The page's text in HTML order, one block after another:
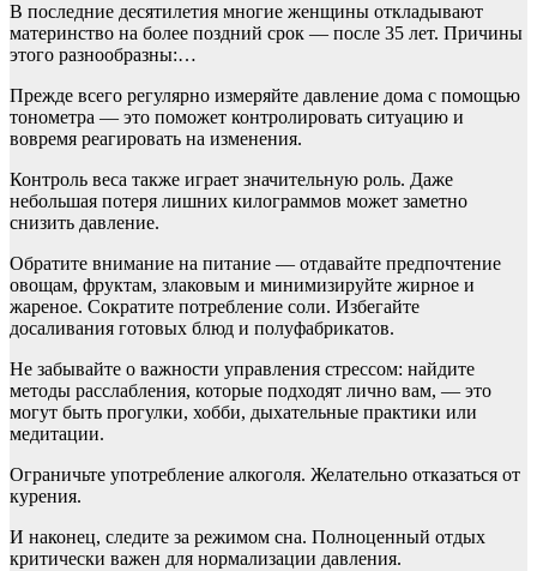
В последние десятилетия многие женщины откладывают
материнство на более поздний срок — после 35 лет. Причины
этого разнообразны:…
Прежде всего регулярно измеряйте давление дома с помощью
тонометра — это поможет контролировать ситуацию и
вовремя реагировать на изменения.
Контроль веса также играет значительную роль. Даже
небольшая потеря лишних килограммов может заметно
снизить давление.
Обратите внимание на питание — отдавайте предпочтение
овощам, фруктам, злаковым и минимизируйте жирное и
жареное. Сократите потребление соли. Избегайте
досаливания готовых блюд и полуфабрикатов.
Не забывайте о важности управления стрессом: найдите
методы расслабления, которые подходят лично вам, — это
могут быть прогулки, хобби, дыхательные практики или
медитации.
Ограничьте употребление алкоголя. Желательно отказаться от
курения.
И наконец, следите за режимом сна. Полноценный отдых
критически важен для нормализации давления.